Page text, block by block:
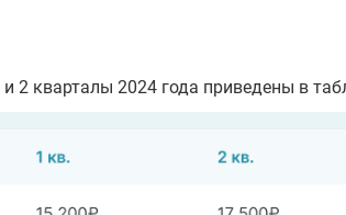
2 кварталы 2024 года приведены в